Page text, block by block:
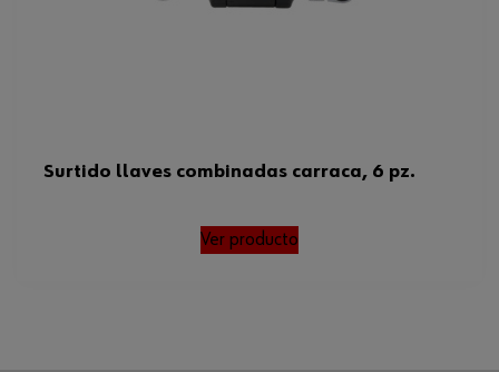
Surtido llaves combinadas carraca, 6 pz.
Ver producto